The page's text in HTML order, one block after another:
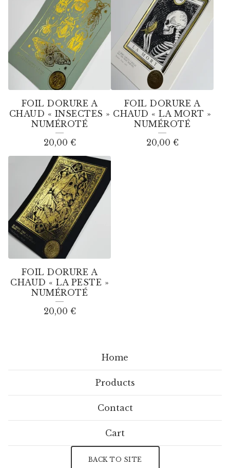
FOIL DORURE A
CHAUD « INSECTES »
NUMÉROTÉ
20,00 €
FOIL DORURE A
CHAUD « LA MORT »
NUMÉROTÉ
20,00 €
FOIL DORURE A
CHAUD « LA PESTE »
NUMÉROTÉ
20,00 €
Home
Products
Contact
Cart
BACK TO SITE